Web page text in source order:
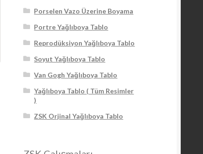
Porselen Vazo Üzerine Boyama
Portre Yağlıboya Tablo
Reprodüksiyon Yağlıboya Tablo
Soyut Yağlıboya Tablo
Van Gogh Yağlıboya Tablo
Yağlıboya Tablo ( Tüm Resimler
)
ZSK Orjinal Yağlıboya Tablo